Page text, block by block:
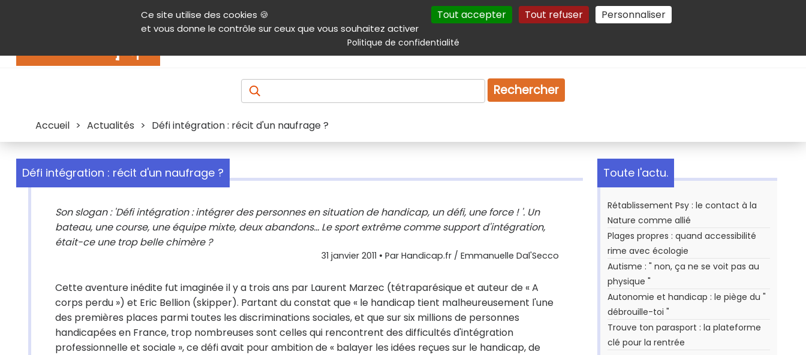
Ce site utilise des cookies 🍪
et vous donne le contrôle sur ceux que vous souhaitez activer
Tout accepter Tout refuser Personnaliser
Politique de confidentialité
Contenu Aide et accessibilité Menu principal Autres services Plan du site Gestion des cookies
Produits & services Emploi Droit
Rechercher
Accueil > Actualités > Défi intégration : récit d'un naufrage ?
Défi intégration : récit d'un naufrage ?
Son slogan : 'Défi intégration : intégrer des personnes en situation de handicap, un défi, une force ! '. Un
bateau, une course, une équipe mixte, deux abandons... Le sport extrême comme support d'intégration,
était-ce une trop belle chimère ?
31 janvier 2011 • Par Handicap.fr / Emmanuelle Dal'Secco
Cette aventure inédite fut imaginée il y a trois ans par Laurent Marzec (tétraparésique et auteur de « A
corps perdu ») et Eric Bellion (skipper). Partant du constat que « le handicap tient malheureusement l'une
des premières places parmi toutes les discriminations sociales, et que sur six millions de personnes
handicapées en France, trop nombreuses sont celles qui rencontrent des difficultés d'intégration
professionnelle et sociale », ce défi avait pour ambition de « balayer les idées reçues sur le handicap, de
Toute l'actu.
Rétablissement Psy : le contact à la
Nature comme allié
Plages propres : quand accessibilité
rime avec écologie
Autisme : " non, ça ne se voit pas au
physique "
Autonomie et handicap : le piège du "
débrouille-toi "
Trouve ton parasport : la plateforme
clé pour la rentrée